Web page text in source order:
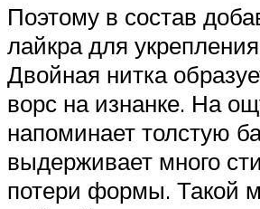
Поэтому в состав
лайкра для
Двойная нитка
ворс на изнанке. На
напоминает толстую
выдерживает много
потери формы. Такой